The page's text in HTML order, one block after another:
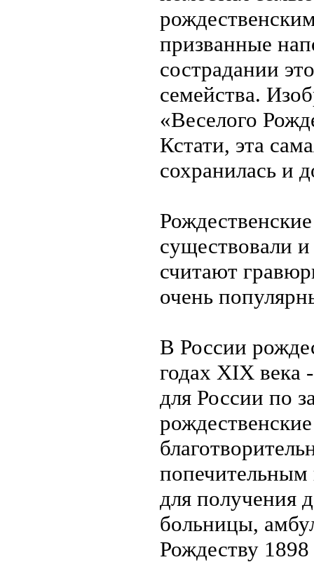
призванные
сострадании
семейства.
«Веселого
Кстати, эта
сохранилась и
существовали
считают
очень
В России
годах XIX века
для России по
попечительным
для получения
больницы,
Рождеству 1898